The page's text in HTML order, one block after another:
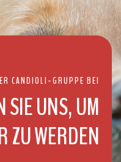
CANDIOLI-GRUPPE BEI
SIE UNS, UM
ZU WERDEN